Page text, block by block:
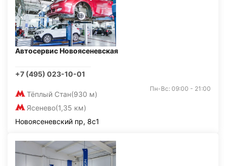
Автосервис Новоясеневская
+7 (495) 023-10-01
Тёплый Стан(930 м)
Ясенево(1,35 км)
Пн-Вс: 09:00 - 21:00
Новоясеневский пр, 8с1